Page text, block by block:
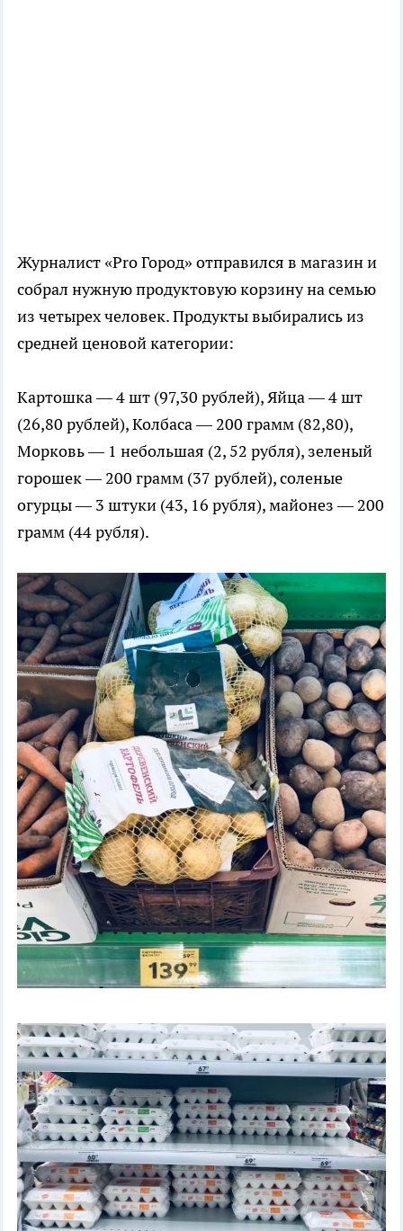
Журналист «Pro Город» отправился в магазин и
собрал нужную продуктовую корзину на семью
из четырех человек. Продукты выбирались из
средней ценовой категории:
Картошка — 4 шт (97,30 рублей), Яйца — 4 шт
(26,80 рублей), Колбаса — 200 грамм (82,80),
Морковь — 1 небольшая (2, 52 рубля), зеленый
горошек — 200 грамм (37 рублей), соленые
огурцы — 3 штуки (43, 16 рубля), майонез — 200
грамм (44 рубля).